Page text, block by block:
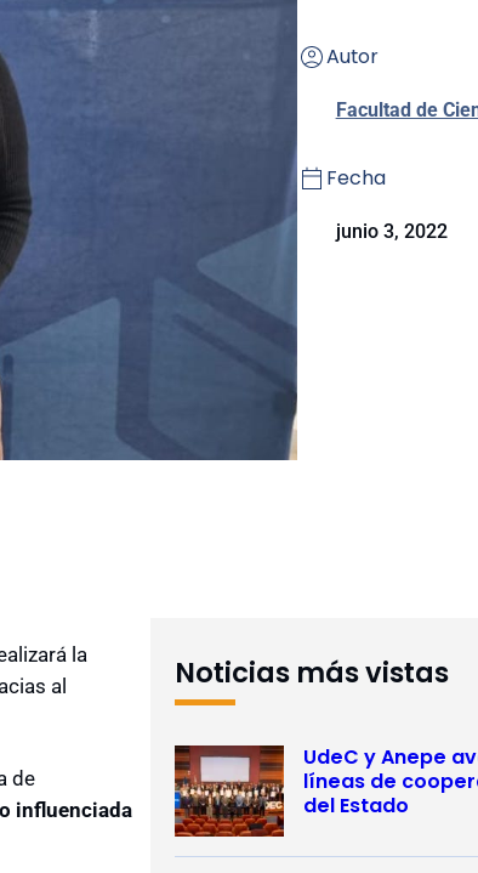
Autor
Facultad de
Fecha
junio 3, 2022
la
al
de
influenciada
Noticias más vistas
UdeC y Anepe
líneas de
del Estado